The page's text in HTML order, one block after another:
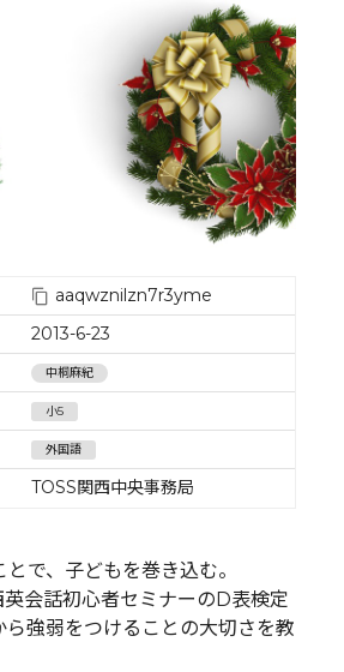
aaqwznilzn7r3yme
2013-6-23
中桐麻紀
小5
外国語
TOSS関西中央事務局
で、子どもを巻き込む。
会話初心者セミナーのD表検定
ら強弱をつけることの大切さを教